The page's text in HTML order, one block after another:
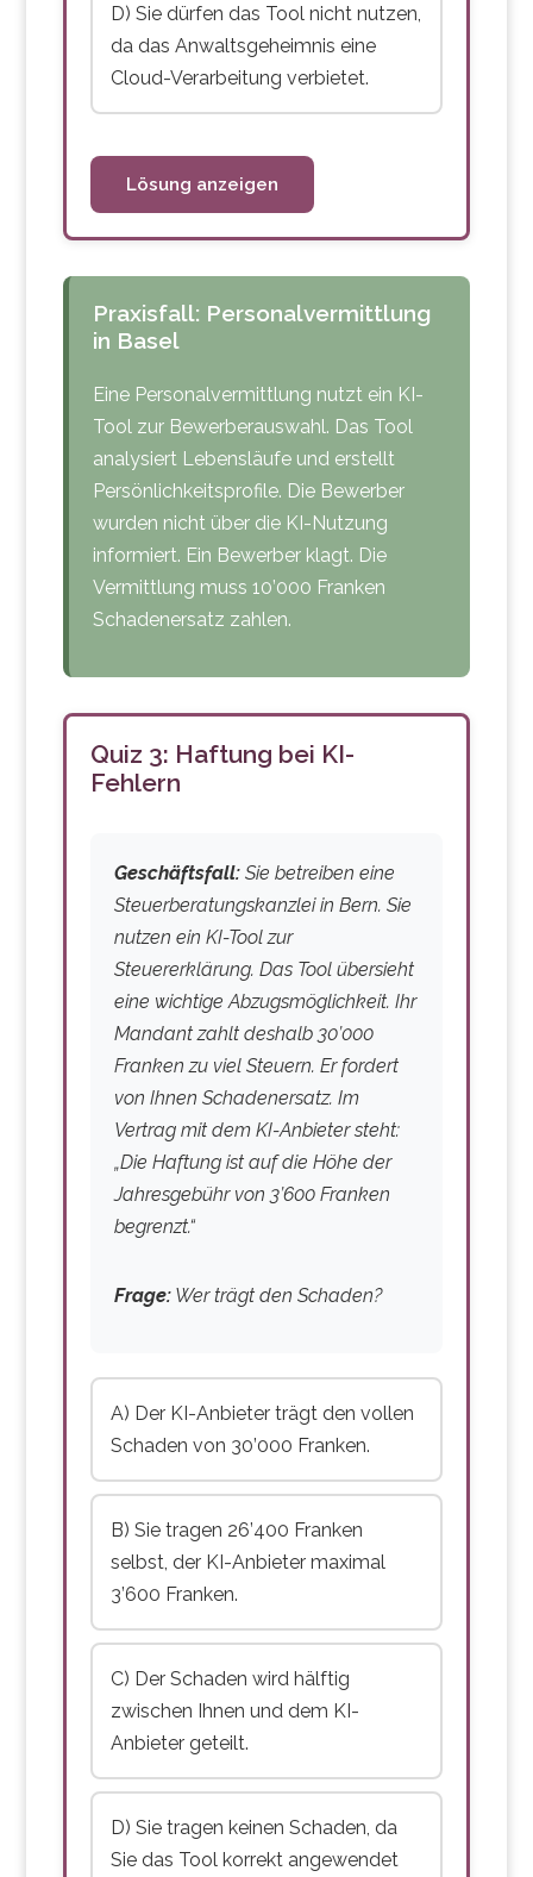
zustimmen?
Datenlöschung:Wann
Auskunftsrechte:
werden Auskunftsbegehren
behandelt?
Datenpannen:
Datenpannen informiert?
D) Sie dürfen das Tool nicht nutzen,
da das Anwaltsgeheimnis eine
Cloud-Verarbeitung verbietet.
Lösung anzeigen
Praxisfall: Personalvermittlung
in Basel
Eine Personalvermittlung nutzt ein KI-
Tool zur Bewerberauswahl. Das Tool
analysiert Lebensläufe und erstellt
Persönlichkeitsprofile. Die Bewerber
wurden nicht über die KI-Nutzung
informiert. Ein Bewerber klagt. Die
Vermittlung muss 10’000 Franken
Schadenersatz zahlen.
Quiz 3: Haftung bei KI-
Fehlern
Geschäftsfall:Sie betreiben eine
Steuerberatungskanzlei in Bern. Sie
nutzen ein KI-Tool zur
Steuererklärung. Das Tool übersieht
eine wichtige Abzugsmöglichkeit. Ihr
Mandant zahlt deshalb 30’000
Franken zu viel Steuern. Er fordert
von Ihnen Schadenersatz. Im
Vertrag mit dem KI-Anbieter steht:
„Die Haftung ist auf die Höhe der
Jahresgebühr von 3’600 Franken
begrenzt.“
Frage:Wer trägt den Schaden?
A) Der KI-Anbieter trägt den vollen
Schaden von 30’000 Franken.
B) Sie tragen 26’400 Franken
selbst, der KI-Anbieter maximal
3’600 Franken.
C) Der Schaden wird hälftig
zwischen Ihnen und dem KI-
Anbieter geteilt.
D) Sie tragen keinen Schaden, da
Sie das Tool korrekt angewendet